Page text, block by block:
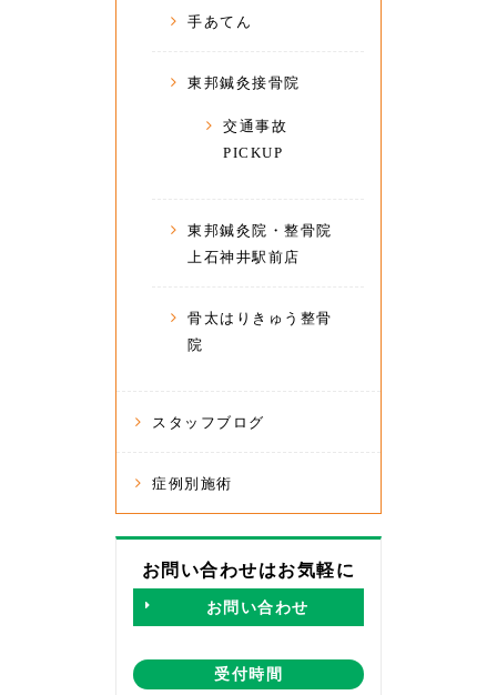
手あてん
東邦鍼灸接骨院
交通事故
PICKUP
東邦鍼灸院・整骨院
上石神井駅前店
骨太はりきゅう整骨
院
スタッフブログ
症例別施術
お問い合わせはお気軽に
お問い合わせ
受付時間